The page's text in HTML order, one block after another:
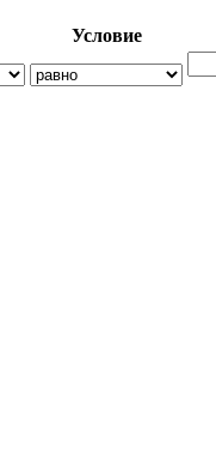
Условие